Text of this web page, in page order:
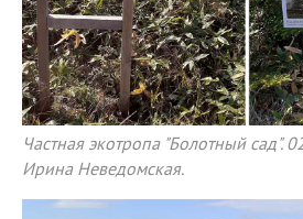
Частная экотропа "Болотный сад".
Ирина Неведомская.